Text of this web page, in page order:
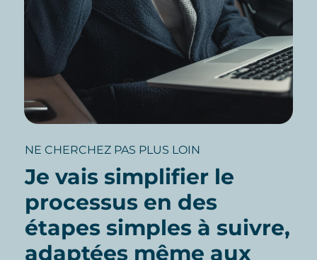
NE CHERCHEZ PAS PLUS LOIN
Je vais simplifier le
processus en des
étapes simples à suivre,
adaptées même aux